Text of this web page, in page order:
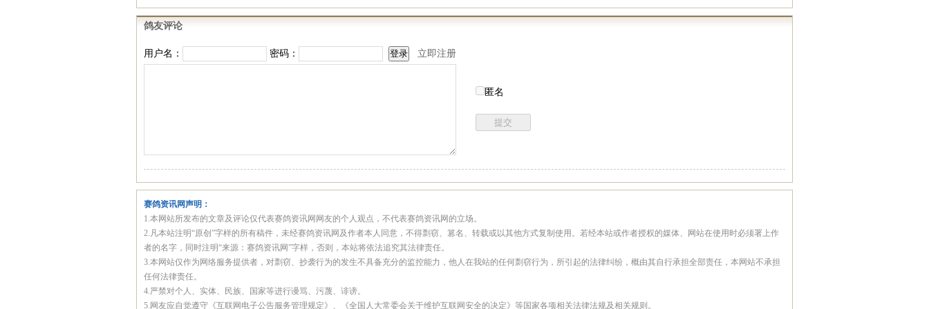
鸽友评论
用户名： 密码： 立即注册
匿名
赛鸽资讯网声明：
1.本网站所发布的文章及评论仅代表赛鸽资讯网网友的个人观点，不代表赛鸽资讯网的立场。
2.凡本站注明“原创”字样的所有稿件，未经赛鸽资讯网及作者本人同意，不得剽窃、篡名、转载或以其他方式复制使用。若经本站或作者授权的媒体、网站在使用时必须署上作
者的名字，同时注明“来源：赛鸽资讯网”字样，否则，本站将依法追究其法律责任。
3.本网站仅作为网络服务提供者，对剽窃、抄袭行为的发生不具备充分的监控能力，他人在我站的任何剽窃行为，所引起的法律纠纷，概由其自行承担全部责任，本网站不承担
任何法律责任。
4.严禁对个人、实体、民族、国家等进行谩骂、污蔑、诽谤。
5.网友应自觉遵守《互联网电子公告服务管理规定》、《全国人大常委会关于维护互联网安全的决定》等国家各项相关法律法规及相关规则。